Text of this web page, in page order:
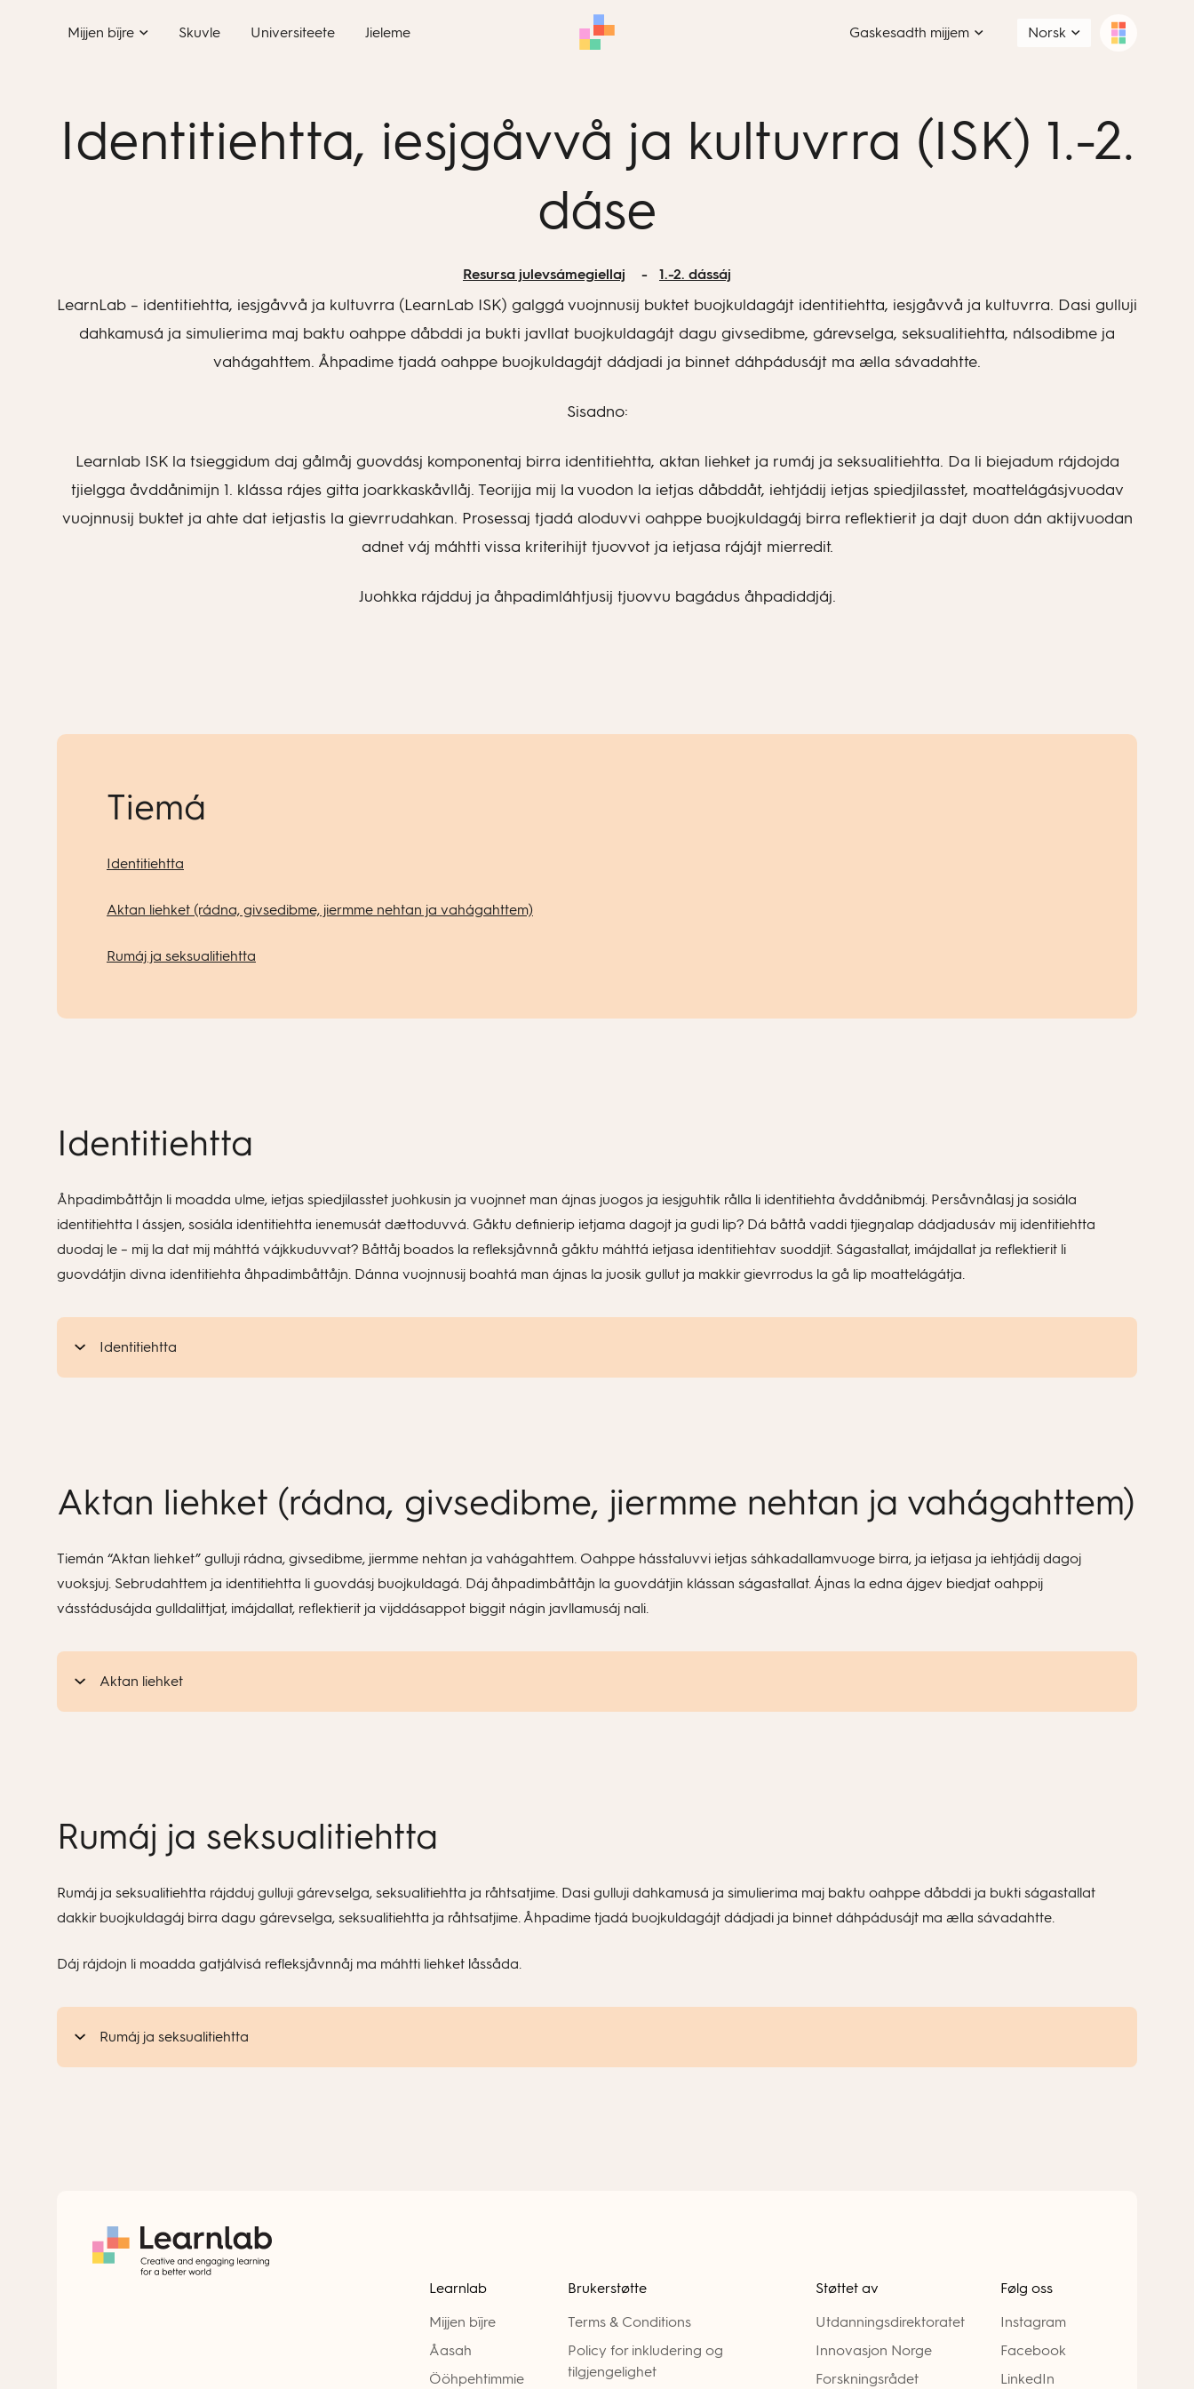
Mijjen bïjre Skuvle Universiteete Jieleme Gaskesadth mijjem Norsk
Identitiehtta, iesjgåvvå ja kultuvrra (ISK) 1.-2.
dáse
Resursa julevsámegiellaj 1.-2. dássáj
LearnLab – identitiehtta, iesjgåvvå ja kultuvrra (LearnLab ISK) galggá vuojnnusij buktet buojkuldagájt identitiehtta, iesjgåvvå ja kultuvrra. Dasi gulluji
dahkamusá ja simulierima maj baktu oahppe dåbddi ja bukti javllat buojkuldagájt dagu givsedibme, gárevselga, seksualitiehtta, nálsodibme ja
vahágahttem. Åhpadime tjadá oahppe buojkuldagájt dádjadi ja binnet dáhpádusájt ma ælla sávadahtte.
Sisadno:
Learnlab ISK la tsieggidum daj gålmåj guovdásj komponentaj birra identitiehtta, aktan liehket ja rumáj ja seksualitiehtta. Da li biejadum rájdojda
tjielgga åvddånimijn 1. klássa rájes gitta joarkkaskåvllåj. Teorijja mij la vuodon la ietjas dåbddåt, iehtjádij ietjas spiedjilasstet, moattelágásjvuodav
vuojnnusij buktet ja ahte dat ietjastis la gievrrudahkan. Prosessaj tjadá aloduvvi oahppe buojkuldagáj birra reflektierit ja dajt duon dán aktijvuodan
adnet váj máhtti vissa kriterihijt tjuovvot ja ietjasa rájájt mierredit.
Juohkka rájdduj ja åhpadimláhtjusij tjuovvu bagádus åhpadiddjáj.
Tiemá
Identitiehtta
Aktan liehket (rádna, givsedibme, jiermme nehtan ja vahágahttem)
Rumáj ja seksualitiehtta
Identitiehtta
Åhpadimbåttåjn li moadda ulme, ietjas spiedjilasstet juohkusin ja vuojnnet man ájnas juogos ja iesjguhtik rålla li identitiehta åvddånibmáj. Persåvnålasj ja sosiála
identitiehtta l ássjen, sosiála identitiehtta ienemusát dættoduvvá. Gåktu definierip ietjama dagojt ja gudi lip? Dá båttå vaddi tjiegŋalap dádjadusáv mij identitiehtta
duodaj le – mij la dat mij máhttá vájkkuduvvat? Båttåj boados la refleksjåvnnå gåktu máhttá ietjasa identitiehtav suoddjit. Ságastallat, imájdallat ja reflektierit li
guovdátjin divna identitiehta åhpadimbåttåjn. Dánna vuojnnusij boahtá man ájnas la juosik gullut ja makkir gievrrodus la gå lip moattelágátja.
Identitiehtta
Aktan liehket (rádna, givsedibme, jiermme nehtan ja vahágahttem)
Tiemán “Aktan liehket” gulluji rádna, givsedibme, jiermme nehtan ja vahágahttem. Oahppe hásstaluvvi ietjas sáhkadallamvuoge birra, ja ietjasa ja iehtjádij dagoj
vuoksjuj. Sebrudahttem ja identitiehtta li guovdásj buojkuldagá. Dáj åhpadimbåttåjn la guovdátjin klássan ságastallat. Ájnas la edna ájgev biedjat oahppij
vásstádusájda gulldalittjat, imájdallat, reflektierit ja vijddásappot biggit nágin javllamusáj nali.
Aktan liehket
Rumáj ja seksualitiehtta
Rumáj ja seksualitiehtta rájdduj gulluji gárevselga, seksualitiehtta ja råhtsatjime. Dasi gulluji dahkamusá ja simulierima maj baktu oahppe dåbddi ja bukti ságastallat
dakkir buojkuldagáj birra dagu gárevselga, seksualitiehtta ja råhtsatjime. Åhpadime tjadá buojkuldagájt dádjadi ja binnet dáhpádusájt ma ælla sávadahtte.
Dáj rájdojn li moadda gatjálvisá refleksjåvnnåj ma máhtti liehket låssåda.
Rumáj ja seksualitiehtta
Learnlab
Mijjen bïjre
Åasah
Ööhpehtimmie
Brukerstøtte
Terms & Conditions
Policy for inkludering og
tilgjengelighet
Støttet av
Utdanningsdirektoratet
Innovasjon Norge
Forskningsrådet
Følg oss
Instagram
Facebook
LinkedIn